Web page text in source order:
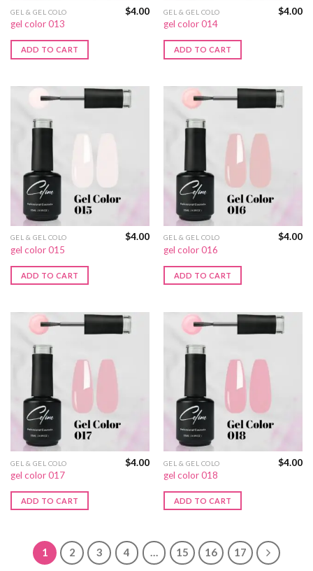
GEL & GEL COLO
gel color 013
$4.00
ADD TO CART
GEL & GEL COLO
gel color 014
$4.00
ADD TO CART
GEL & GEL COLO
gel color 015
$4.00
ADD TO CART
GEL & GEL COLO
gel color 016
$4.00
ADD TO CART
GEL & GEL COLO
gel color 017
$4.00
ADD TO CART
GEL & GEL COLO
gel color 018
$4.00
ADD TO CART
1 2 3 4 … 15 16 17